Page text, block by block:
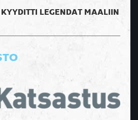
LEGENDAT MAALIIN